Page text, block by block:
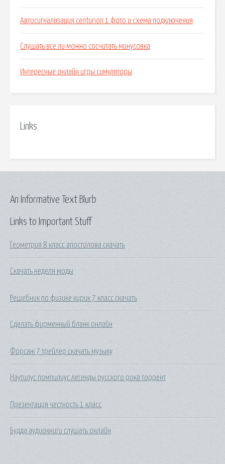
Автосигнализация centurion 1 фото и схема подключения
Слушать все ли можно сосчитать минусовка
Интересные онлайн игры симуляторы
Links
Links to Important Stuff
Геометрия 8 класс апостолова скачать
Скачать неделя моды
Решебник по физике кирик 7 класс скачать
Сделать фирменный бланк онлайн
Форсаж 7 трейлер скачать музыку
Наутилус помпилиус легенды русского рока торрент
Презентация честность 1 класс
Будда аудиокниги слушать онлайн
An Informative Text Blurb